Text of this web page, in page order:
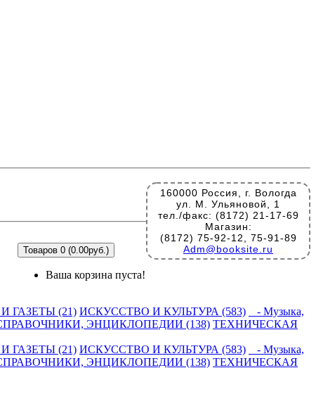
160000 Россия, г. Вологда
ул. М. Ульяновой, 1
тел./факс: (8172) 21-17-69
Магазин:
(8172) 75-92-12, 75-91-89
Adm@booksite.ru
Товаров 0 (0.00руб.)
Ваша корзина пуста!
ГАЗЕТЫ (21) ИСКУССТВО И КУЛЬТУРА (583)
- Музыка,
ЭНЦИКЛОПЕДИИ (138) ТЕХНИЧЕСКАЯ
ГАЗЕТЫ (21) ИСКУССТВО И КУЛЬТУРА (583)
- Музыка,
ЭНЦИКЛОПЕДИИ (138) ТЕХНИЧЕСКАЯ